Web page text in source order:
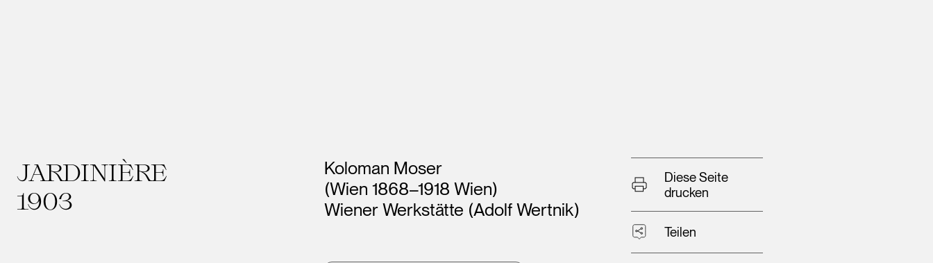
JARDINIÈRE
1903
Künstler*innen
Koloman Moser
(Wien 1868–1918 Wien)
Wiener Werkstätte (Adolf Wertnik)
Diese Seite
drucken
Teilen